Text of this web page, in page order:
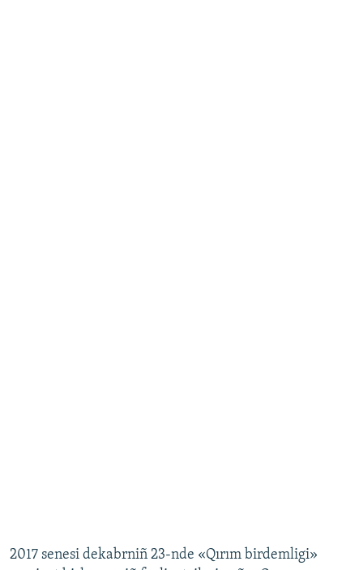
2017 senesi dekabrniñ 23-nde «Qırım birdemligi»